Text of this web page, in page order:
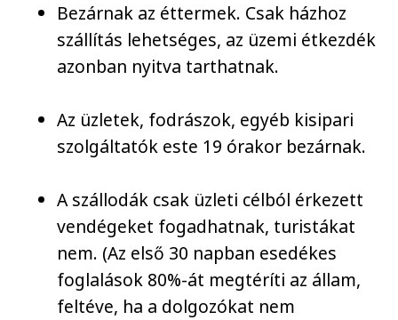
Bezárnak az éttermek. Csak házhoz
szállítás lehetséges, az üzemi étkezdék
azonban nyitva tarthatnak.
Az üzletek, fodrászok, egyéb kisipari
szolgáltatók este 19 órakor bezárnak.
A szállodák csak üzleti célból érkezett
vendégeket fogadhatnak, turistákat
nem. (Az első 30 napban esedékes
foglalások 80%-át megtéríti az állam,
feltéve, ha a dolgozókat nem